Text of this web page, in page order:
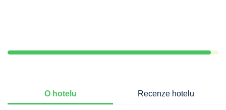
O hotelu Recenze hotelu